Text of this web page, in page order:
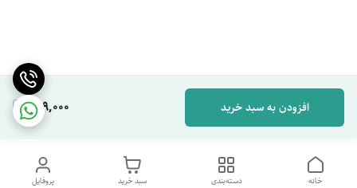
649,000 افزودن به سبد خرید
پروفایل سبد خرید دسته‌بندی خانه